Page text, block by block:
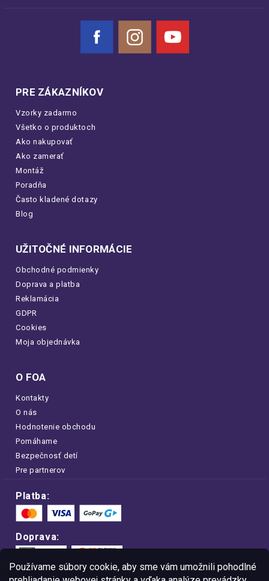
Používame súbory cookie, aby sme vám umožnili pohodlné
Facebook Instagram YouTube
PRE ZÁKAZNÍKOV
Vzorky zadarmo
Všetko o produktoch
Ako nakupovať
Ako zamerať
Montáž
Poradňa
Často kladené dotazy
Blog
UŽITOČNÉ INFORMÁCIE
Obchodné podmienky
Doprava a platba
Reklamácia
GDPR
Cookies
Moja objednávka
O FOA
Kontakty
O nás
Hodnotenie obchodu
Pomáhame
Bezpečnosť detí
Pre partnerov
Platba:
Doprava: